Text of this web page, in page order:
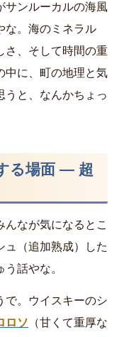
サンルーカルの海風
な。海のミネラル
さ、そして時間の重
中に、町の地理と気
と、なんかちょっ
る場面 ― 超
んなが気になるとこ
ュ（追加熟成）した
話やな。
で。ウイスキーのシ
ロソ （甘くて重厚な